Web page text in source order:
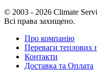
© 2003 - 2026 Climate
Всі права захищено.
Про компанію
Переваги теплових
Контакти
Доставка та Оплата